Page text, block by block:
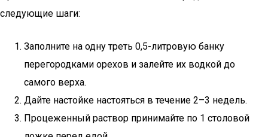
следующие шаги:
Заполните на одну треть 0,5-литровую банку
перегородками орехов и залейте их водкой до
самого верха.
Дайте настойке настояться в течение 2–3 недель.
Процеженный раствор принимайте по 1 столовой